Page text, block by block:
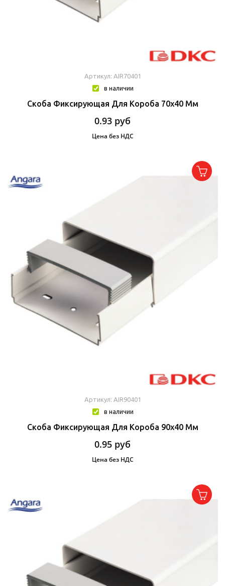
Артикул: AIR70401
в наличии
Скоба Фиксирующая Для Короба 70х40 Мм
0.93 руб
Цена без НДС
Артикул: AIR90401
в наличии
Скоба Фиксирующая Для Короба 90х40 Мм
0.95 руб
Цена без НДС